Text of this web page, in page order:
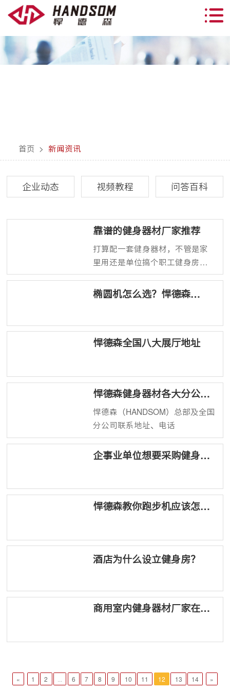
首页 > 新闻资讯
企业动态 视频教程 问答百科
靠谱的健身器材厂家推荐
打算配一套健身器材，不管是家
里用还是单位搞个职工健身房，
大家就怕两件事：一是买回来发
现质量虚标、用两年就晃；二是
品牌——悍德森（HANDSOM）
椭圆机怎么选？悍德森
悍德森全国八大展厅地址
悍德森健身器材各大分公司
地址、电话
悍德森（HANDSOM）总部及全国
分公司联系地址、电话
企事业单位想要采购健身器
悍德森教你跑步机应该怎么
酒店为什么设立健身房？
商用室内健身器材厂家在哪
« 1 2 6 7 8 9 10 11 12 13 14 »